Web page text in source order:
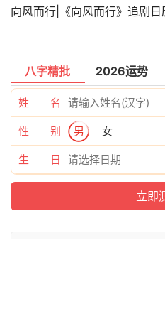
向风而行|《向风而行》追剧
八字精批 2026运势
姓 名
性 别 男 女
生 日